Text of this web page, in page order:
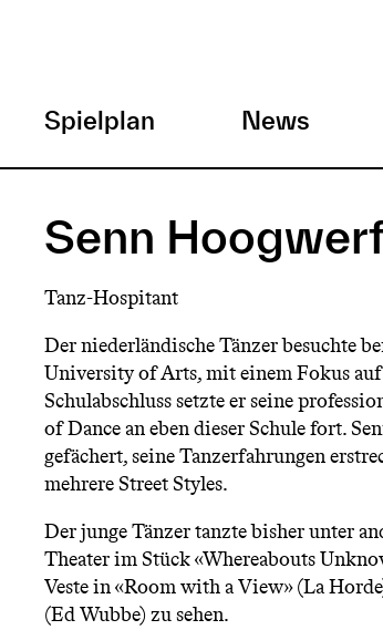
Inhalt
H
a
u
p
t
m
e
n
ü
Spielplan News
Senn
Tanz-Hospitant
Der niederländische Tänzer besuchte
University of Arts, mit einem Fokus
Schulabschluss setzte er seine
of Dance an eben dieser Schule fort.
gefächert, seine Tanzerfahrungen
mehrere Street Styles.
Der junge Tänzer tanzte bisher unter
Theater im Stück «Whereabouts
Veste in «Room with a View» (La
(Ed Wubbe) zu sehen.